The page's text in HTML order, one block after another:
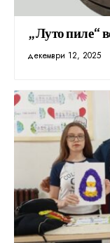
„Луто пиле“
декември 12, 2025